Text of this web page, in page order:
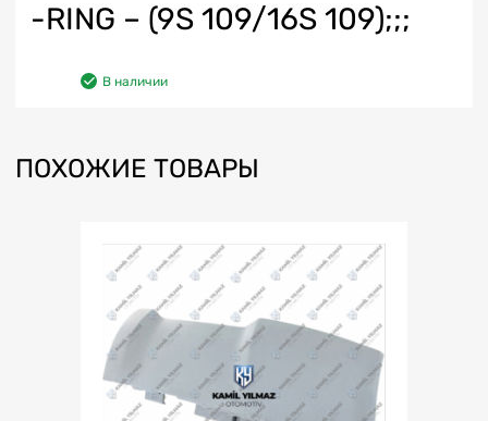
-RING – (9S 109/16S 109);;;
В наличии
ПОХОЖИЕ ТОВАРЫ